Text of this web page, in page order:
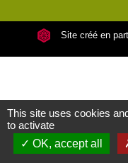
Site créé en
This site uses cookies
to activate
OK, accept all